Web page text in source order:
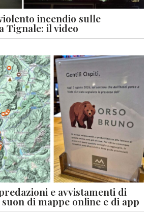
incendio sulle
Tignale: il video
e avvistamenti di
di mappe online e di app